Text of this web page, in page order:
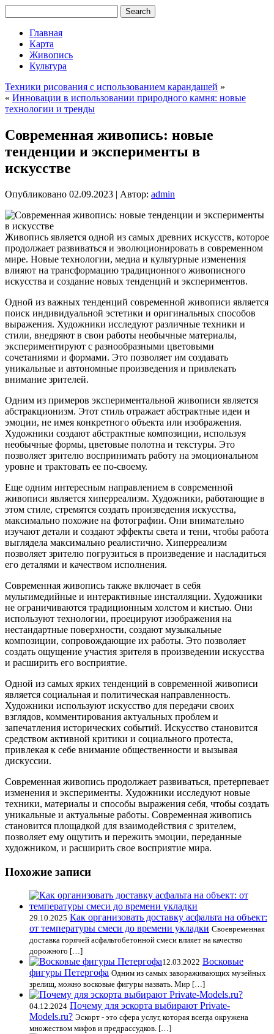
Главная
Карта
Живопись
Культура
Техники рисования с использованием карандашей »
« Инновации в использовании природного камня: новые
технологии и тренды
Современная живопись: новые
тенденции и эксперименты в
искусстве
Опубликовано 02.09.2023 | Автор: admin
Живопись является одной из самых древних искусств, которое
продолжает развиваться и эволюционировать в современном
мире. Новые технологии, медиа и культурные изменения
влияют на трансформацию традиционного живописного
искусства и создание новых тенденций и экспериментов.
Одной из важных тенденций современной живописи является
поиск индивидуальной эстетики и оригинальных способов
выражения. Художники исследуют различные техники и
стили, внедряют в свои работы необычные материалы,
экспериментируют с разнообразными цветовыми
сочетаниями и формами. Это позволяет им создавать
уникальные и автономные произведения и привлекать
внимание зрителей.
Одним из примеров экспериментальной живописи является
абстракционизм. Этот стиль отражает абстрактные идеи и
эмоции, не имея конкретного объекта или изображения.
Художники создают абстрактные композиции, используя
необычные формы, цветовые полотна и текстуры. Это
позволяет зрителю воспринимать работу на эмоциональном
уровне и трактовать ее по-своему.
Еще одним интересным направлением в современной
живописи является хиперреализм. Художники, работающие в
этом стиле, стремятся создать произведения искусства,
максимально похожие на фотографии. Они внимательно
изучают детали и создают эффекты света и тени, чтобы работа
выглядела максимально реалистично. Хиперреализм
позволяет зрителю погрузиться в произведение и насладиться
его деталями и качеством исполнения.
Современная живопись также включает в себя
мультимедийные и интерактивные инсталляции. Художники
не ограничиваются традиционным холстом и кистью. Они
используют технологии, проецируют изображения на
нестандартные поверхности, создают музыкальные
композиции, сопровождающие их работы. Это позволяет
создать ощущение участия зрителя в произведении искусства
и расширить его восприятие.
Одной из самых ярких тенденций в современной живописи
является социальная и политическая направленность.
Художники используют искусство для передачи своих
взглядов, комментирования актуальных проблем и
запечатления исторических событий. Искусство становится
средством активной критики и социального протеста,
привлекая к себе внимание общественности и вызывая
дискуссии.
Современная живопись продолжает развиваться, претерпевает
изменения и эксперименты. Художники исследуют новые
техники, материалы и способы выражения себя, чтобы создать
уникальные и актуальные работы. Современная живопись
становится площадкой для взаимодействия с зрителем,
позволяет ему ощутить и пережить эмоции, переданные
художником, и расширить свое восприятие мира.
Похожие записи
29.10.2025 Как организовать доставку асфальта на объект:
от температуры смеси до времени укладки Своевременная
доставка горячей асфальтобетонной смеси влияет на качество
дорожного […]
12.03.2022 Восковые
фигуры Петергофа Одним из самых завораживающих музейных
зрелищ, можно восковые фигуры назвать. Мир […]
04.12.2024 Почему для эскорта выбирают Private-
Models.ru? Эскорт - это сфера услуг, которая всегда окружена
множеством мифов и предрассудков. […]